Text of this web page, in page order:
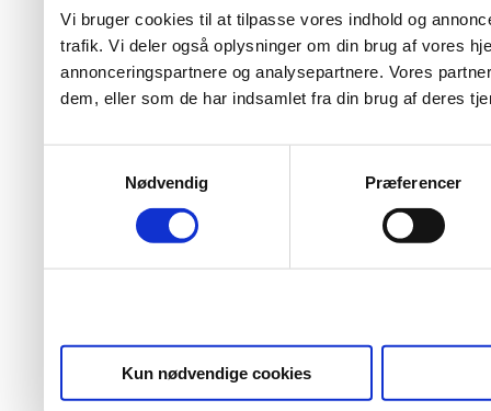
Vi bruger cookies til at tilpasse vores indhold og
trafik. Vi deler også oplysninger om din brug af vores
annonceringspartnere og analysepartnere. Vores
dem, eller som de har indsamlet fra din brug af deres
Nødvendig
Præferencer
Kun nødvendige cookies